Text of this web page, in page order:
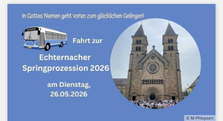
© M-Phlepsen